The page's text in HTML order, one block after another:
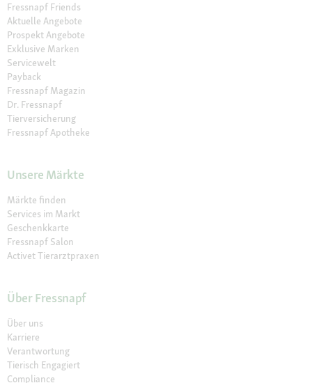
Fressnapf Friends
Aktuelle Angebote
Prospekt Angebote
Exklusive Marken
Servicewelt
Payback
Fressnapf Magazin
Dr. Fressnapf
Tierversicherung
Fressnapf Apotheke
Unsere Märkte
Märkte finden
Services im Markt
Geschenkkarte
Fressnapf Salon
Activet Tierarztpraxen
Über Fressnapf
Über uns
Karriere
Verantwortung
Tierisch Engagiert
Compliance